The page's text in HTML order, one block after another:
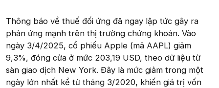
Thông báo về thuế đối ứng đã ngay lập tức gây ra
phản ứng mạnh trên thị trường chứng khoán. Vào
ngày 3/4/2025, cổ phiếu Apple (mã AAPL) giảm
9,3%, đóng cửa ở mức 203,19 USD, theo dữ liệu từ
sàn giao dịch New York. Đây là mức giảm trong một
ngày lớn nhất kể từ tháng 3/2020, khiến giá trị vốn